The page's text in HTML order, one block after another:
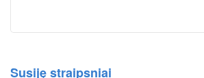
Susiję straipsniai